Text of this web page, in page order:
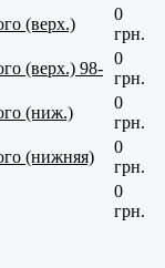
(верх.)
0
грн.
(верх.) 98-
0
грн.
(ниж.)
0
грн.
(нижняя)
0
грн.
0
грн.